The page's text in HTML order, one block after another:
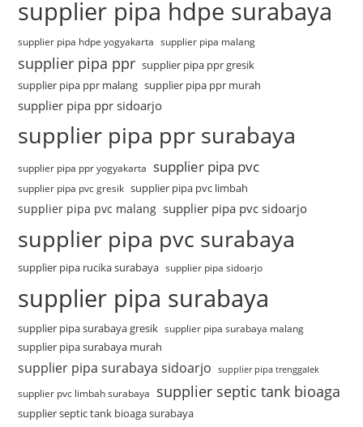
supplier pipa hdpe surabaya
supplier pipa hdpe yogyakarta supplier pipa malang
supplier pipa ppr supplier pipa ppr gresik
supplier pipa ppr malang supplier pipa ppr murah
supplier pipa ppr sidoarjo
supplier pipa ppr surabaya
supplier pipa ppr yogyakarta supplier pipa pvc
supplier pipa pvc gresik supplier pipa pvc limbah
supplier pipa pvc malang supplier pipa pvc sidoarjo
supplier pipa pvc surabaya
supplier pipa rucika surabaya supplier pipa sidoarjo
supplier pipa surabaya
supplier pipa surabaya gresik supplier pipa surabaya malang
supplier pipa surabaya murah
supplier pipa surabaya sidoarjo supplier pipa trenggalek
supplier pvc limbah surabaya supplier septic tank bioaga
supplier septic tank bioaga surabaya